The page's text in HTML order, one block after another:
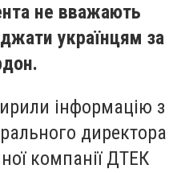
не вважають
українцям за
інформацію з
директора
компанії ДТЕК